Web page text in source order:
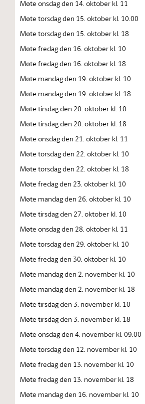
Møte onsdag den 14. oktober kl. 11
Møte torsdag den 15. oktober kl. 10.00
Møte torsdag den 15. oktober kl. 18
Møte fredag den 16. oktober kl. 10
Møte fredag den 16. oktober kl. 18
Møte mandag den 19. oktober kl. 10
Møte mandag den 19. oktober kl. 18
Møte tirsdag den 20. oktober kl. 10
Møte tirsdag den 20. oktober kl. 18
Møte onsdag den 21. oktober kl. 11
Møte torsdag den 22. oktober kl. 10
Møte torsdag den 22. oktober kl. 18
Møte fredag den 23. oktober kl. 10
Møte mandag den 26. oktober kl. 10
Møte tirsdag den 27. oktober kl. 10
Møte onsdag den 28. oktober kl. 11
Møte torsdag den 29. oktober kl. 10
Møte fredag den 30. oktober kl. 10
Møte mandag den 2. november kl. 10
Møte mandag den 2. november kl. 18
Møte tirsdag den 3. november kl. 10
Møte tirsdag den 3. november kl. 18
Møte onsdag den 4. november kl. 09.00
Møte torsdag den 12. november kl. 10
Møte fredag den 13. november kl. 10
Møte fredag den 13. november kl. 18
Møte mandag den 16. november kl. 10